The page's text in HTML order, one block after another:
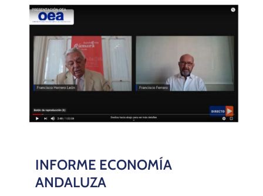
INFORME ECONOMÍA
ANDALUZA